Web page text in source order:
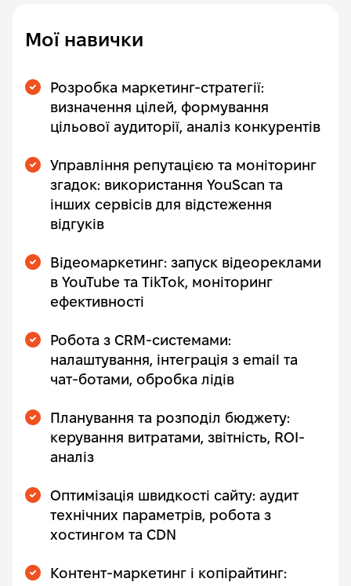
Мої навички
Розробка маркетинг-стратегії:
визначення цілей, формування
цільової аудиторії, аналіз конкурентів
Управління репутацією та моніторинг
згадок: використання YouScan та
інших сервісів для відстеження
відгуків
Відеомаркетинг: запуск відеореклами
в YouTube та TikTok, моніторинг
ефективності
Робота з CRM-системами:
налаштування, інтеграція з email та
чат-ботами, обробка лідів
Планування та розподіл бюджету:
керування витратами, звітність, ROI-
аналіз
Оптимізація швидкості сайту: аудит
технічних параметрів, робота з
хостингом та CDN
Контент-маркетинг і копірайтинг: